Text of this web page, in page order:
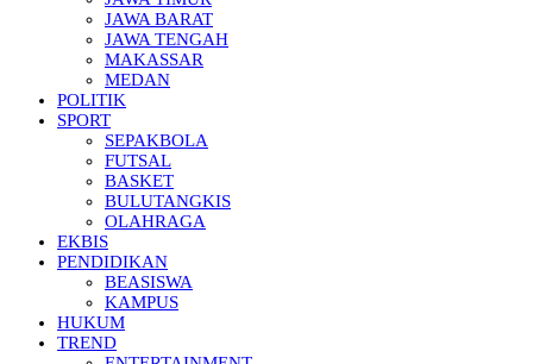
JAWA BARAT
JAWA TENGAH
MAKASSAR
MEDAN
POLITIK
SPORT
SEPAKBOLA
FUTSAL
BASKET
BULUTANGKIS
OLAHRAGA
EKBIS
PENDIDIKAN
BEASISWA
KAMPUS
HUKUM
TREND